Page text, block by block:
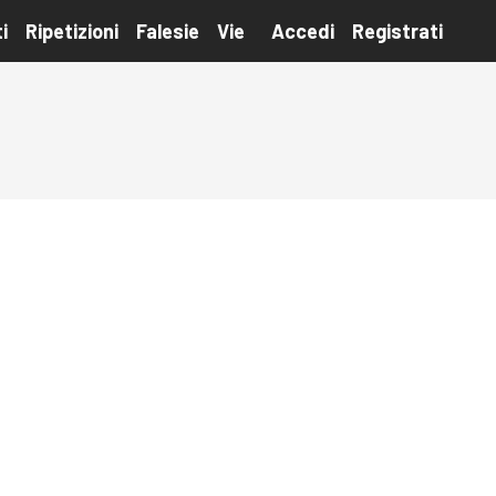
Ripetizioni Falesie Vie Accedi Registrati